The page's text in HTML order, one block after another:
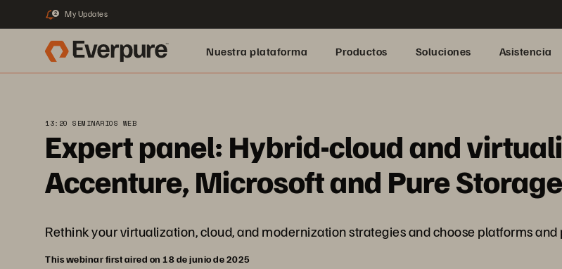
2 My Updates
Nuestra plataforma Productos Soluciones Asistencia
13:20 SEMINARIOS WEB
Expert panel: Hybrid-cloud and
Accenture, Microsoft and Pure Storage
Rethink your virtualization, cloud, and modernization strategies and choose platforms
This webinar first aired on 18 de junio de 2025